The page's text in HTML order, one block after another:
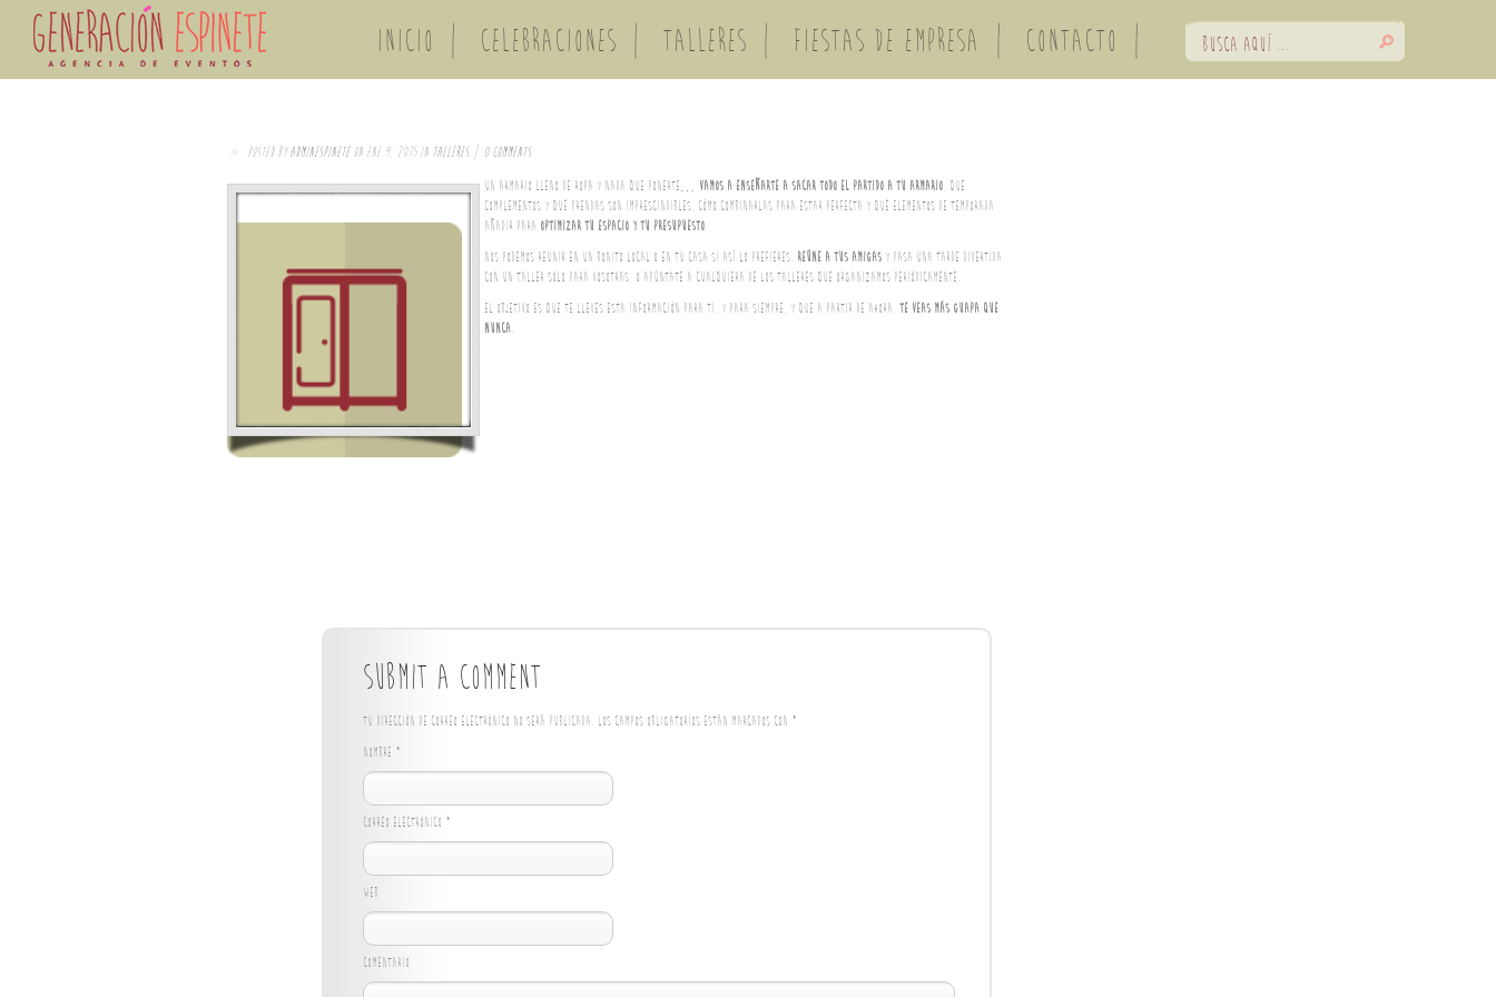
INICIO CELEBRACIONES TALLERES FIESTAS DE EMPRESA CONTACTO
» Posted byadminespineteon Ene 9, 2015 in TALLERES | 0 comments
Un armario lleno de ropa y nada que ponerte… Vamos a enseñarte a sacar todo el partido a tu armario, qué
complementos y qué prendas son imprescindibles, cómo combinarlas para estar perfecta y qué elementos de temporada
añadir para optimizar tu espacio y tu presupuesto.
Nos podemos reunir en un bonito local o en tu casa si así lo prefieres. Reúne a tus amigas y pasa una tarde divertida
con un taller sólo para vosotras, o apúntate a cualquiera de los talleres que organizamos periódicamente.
EL objetivo es que te lleves esta información para ti, y para siempre, y que a partir de ahora, te veas más guapa que
nunca.
Submit a Comment
Tu dirección de correo electrónico no será publicada. Los campos obligatorios están marcados con *
Nombre *
Correo electrónico *
Web
Comentario